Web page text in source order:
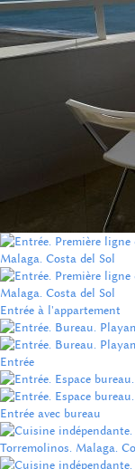
Entrée à l'appartement
Entrée
Entrée avec bureau